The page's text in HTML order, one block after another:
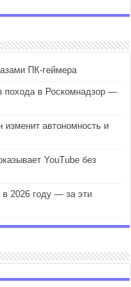
ПК-геймера
похода в Роскомнадзор —
автономность и
YouTube без
в 2026 году — за эти